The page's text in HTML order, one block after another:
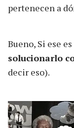
pertenecen a
Bueno, Si ese
solucionarlo
decir eso).